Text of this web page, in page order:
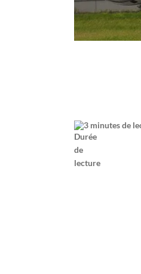
3 minutes de